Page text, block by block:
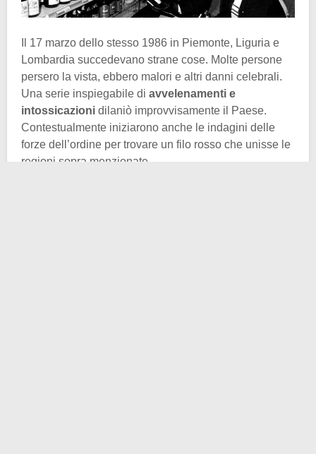
Il 17 marzo dello stesso 1986 in Piemonte, Liguria e
Lombardia succedevano strane cose. Molte persone
persero la vista, ebbero malori e altri danni celebrali.
Una serie inspiegabile di avvelenamenti e
intossicazioni dilaniò improvvisamente il Paese.
Contestualmente iniziarono anche le indagini delle
forze dell’ordine per trovare un filo rosso che unisse le
regioni sopra menzionate.